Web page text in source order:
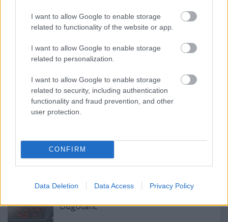
I want to allow Google to enable storage
related to functionality of the website or app.
I want to allow Google to enable storage
related to personalization.
I want to allow Google to enable storage
related to security, including authentication
functionality and fraud prevention, and other
user protection.
CONFIRM
Data Deletion Data Access Privacy Policy
Ajánlott bejegyzések:
Szörnyű métely
Atlasz, hanyatlasz
Dugótánc